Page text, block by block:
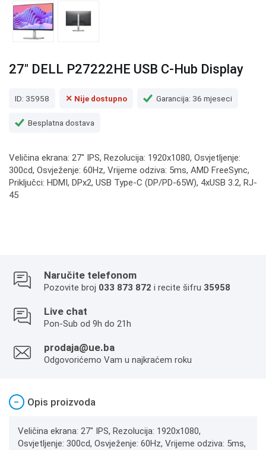
27" DELL P27222HE USB C-Hub Display
ID: 35958 ✕ Nije dostupno Garancija: 36 mjeseci
Besplatna dostava
Veličina ekrana: 27" IPS, Rezolucija: 1920x1080, Osvjetljenje:
300cd, Osvježenje: 60Hz, Vrijeme odziva: 5ms, AMD FreeSync,
Priključci: HDMI, DPx2, USB Type-C (DP/PD-65W), 4xUSB 3.2, RJ-
45
Naručite telefonom
Pozovite broj 033 873 872 i recite šifru 35958
Live chat
Pon-Sub od 9h do 21h
prodaja@ue.ba
Odgovorićemo Vam u najkraćem roku
− Opis proizvoda
Veličina ekrana: 27" IPS, Rezolucija: 1920x1080,
Osvjetljenje: 300cd, Osvježenje: 60Hz, Vrijeme odziva: 5ms,